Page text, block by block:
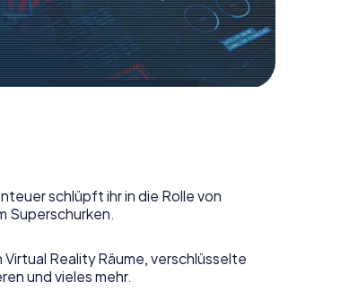
schlüpft ihr in die Rolle von
Superschurken.
Virtual Reality Räume, verschlüsselte
und vieles mehr.